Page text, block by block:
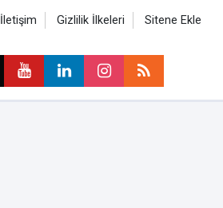
İletişim Gizlilik İlkeleri Sitene Ekle